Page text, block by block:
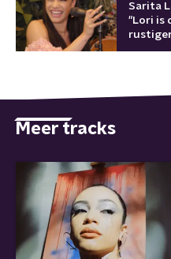
Sarita
"Lori is
Meer tracks